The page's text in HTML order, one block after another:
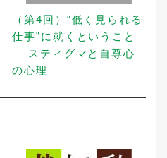
（第4回）“低く見られる
仕事”に就くということ
— スティグマと自尊心
の心理